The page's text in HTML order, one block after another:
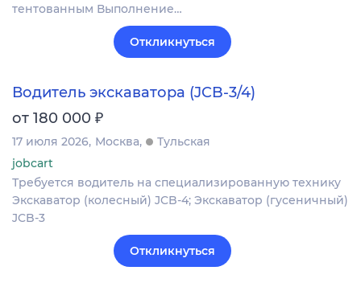
тентованным Выполнение…
Откликнуться
Водитель экскаватора (JCB-3/4)
от 180 000 ₽
17 июля 2026 Москва
Тульская
jobcart
Требуется водитель на специализированную технику
Экскаватор (колесный) JCB-4; Экскаватор (гусеничный)
JCB-3
Откликнуться